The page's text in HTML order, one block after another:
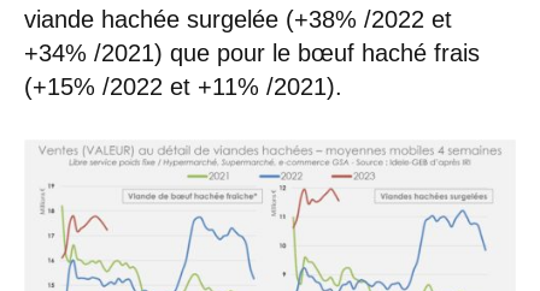
viande hachée surgelée (+38% /2022 et
+34% /2021) que pour le bœuf haché frais
(+15% /2022 et +11% /2021).